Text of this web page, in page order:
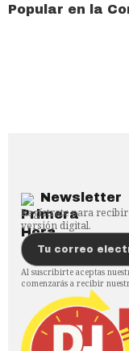
Popular en la
Newsletter
Regístrate para
versión digital.
Al suscribirte aceptas
comenzarás a recibir